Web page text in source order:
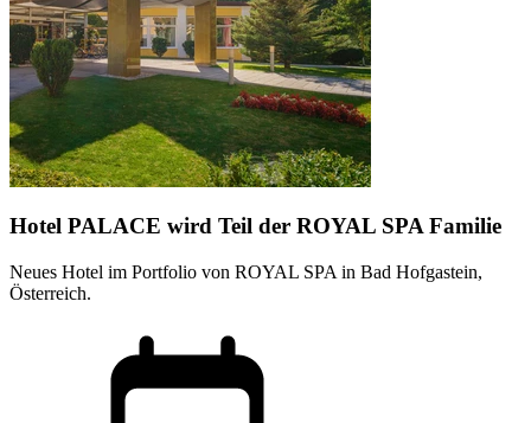
Hotel PALACE wird Teil der ROYAL SPA Familie
Neues Hotel im Portfolio von ROYAL SPA in Bad Hofgastein,
Österreich.